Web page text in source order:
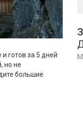
готов за 5 дней
но не
большие